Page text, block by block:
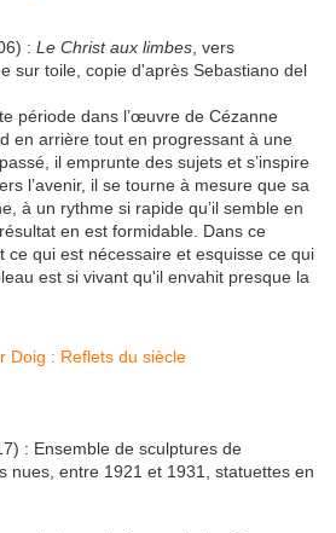
: Le Christ aux limbes , vers
sur toile, copie d'après Sebastiano del
période dans l’œuvre de Cézanne
en arrière tout en progressant à une
il emprunte des sujets et s’inspire
l’avenir, il se tourne à mesure que sa
à un rythme si rapide qu’il semble en
en est formidable. Dans ce
ce qui est nécessaire et esquisse ce qui
est si vivant qu'il envahit presque la
: Ensemble de sculptures de
nues, entre 1921 et 1931, statuettes en